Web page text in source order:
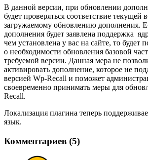
В данной версии, при обновлении
будет проверяться соответствие текущей
загружаемому обновлению дополнения.
дополнения будет заявлена поддержка
чем установлена у вас на сайте, то будет
о необходимости обновления базовой
требуемой версии. Данная мера не
активировать дополнение, которое не
версией Wp-Recall и поможет
своевременно принимать меры для
Recall.
Локализация плагина теперь
язык.
Комментариев (5)